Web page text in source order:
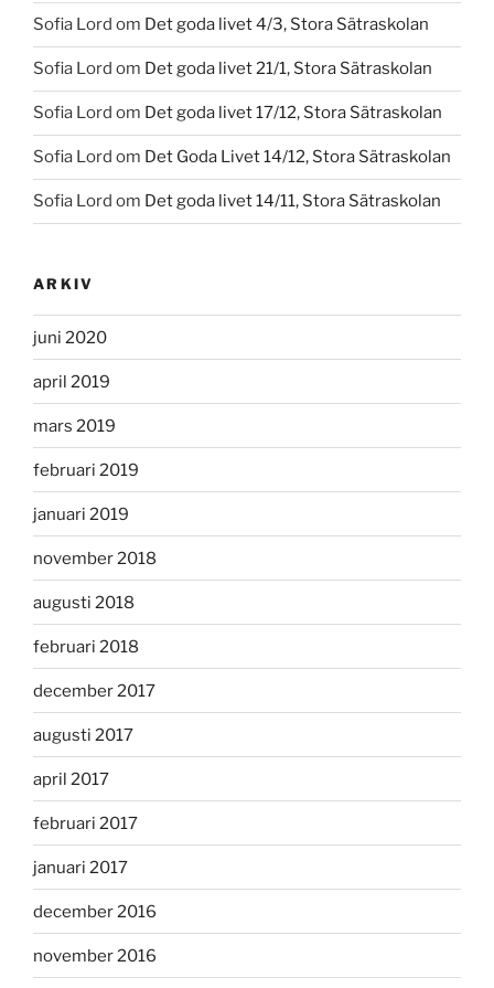
Sofia Lord om Det goda livet 4/3, Stora Sätraskolan
Sofia Lord om Det goda livet 21/1, Stora Sätraskolan
Sofia Lord om Det goda livet 17/12, Stora Sätraskolan
Sofia Lord om Det Goda Livet 14/12, Stora Sätraskolan
Sofia Lord om Det goda livet 14/11, Stora Sätraskolan
ARKIV
juni 2020
april 2019
mars 2019
februari 2019
januari 2019
november 2018
augusti 2018
februari 2018
december 2017
augusti 2017
april 2017
februari 2017
januari 2017
december 2016
november 2016